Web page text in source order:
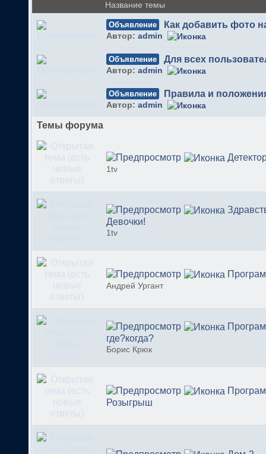
Название темы
Объявление Как добавить фото
Автор: admin
Объявление Для всех
Автор: admin
Объявление Правила и
Автор: admin
Темы форума
1tv
Девочки!
1tv
Андрей Ургант
где?когда?
Борис Крюк
Розыгрыш